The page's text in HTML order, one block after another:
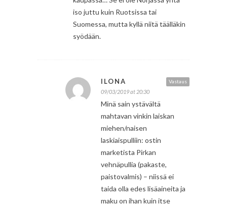
iso juttu kuin Ruotsissa tai
Suomessa, mutta kyllä niitä täälläkin
syödään.
Vastaus
ILONA
09/03/2019 at 20:30
Minä sain ystävältä
mahtavan vinkin laiskan
miehen/naisen
laskiaispulliin: ostin
marketista Pirkan
vehnäpullia (pakaste,
paistovalmis) – niissä ei
taida olla edes lisäaineita ja
maku on ihan kuin itse